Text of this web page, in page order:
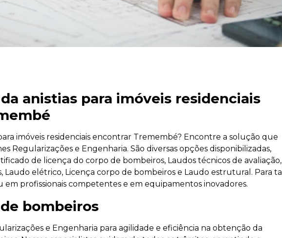
anistias para imóveis residenciais
imóveis residenciais encontrar Tremembé? Encontre a solução que
Regularizações e Engenharia. São diversas opções disponibilizadas,
de licença do corpo de bombeiros, Laudos técnicos de avaliação,
Laudo elétrico, Licença corpo de bombeiros e Laudo estrutural. Para tal
em profissionais competentes e em equipamentos inovadores.
bombeiros
e Engenharia para agilidade e eficiência na obtenção da